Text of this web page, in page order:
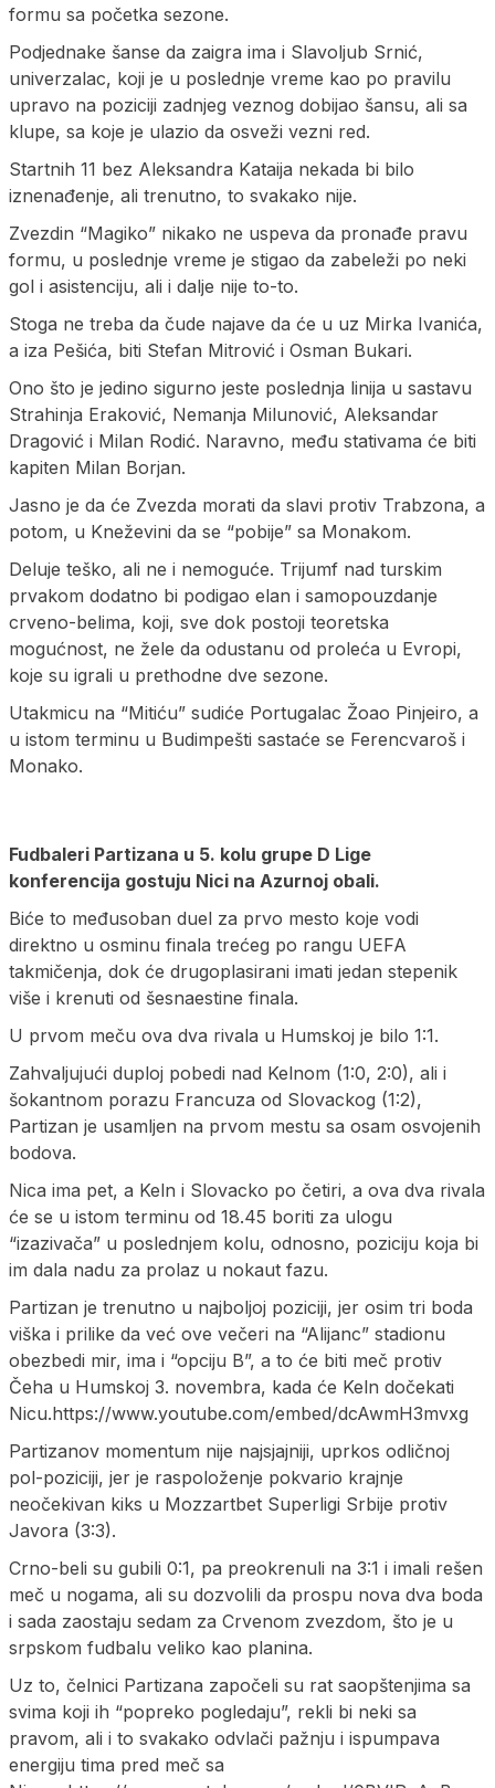
formu sa početka sezone.
Podjednake šanse da zaigra ima i Slavoljub Srnić,
univerzalac, koji je u poslednje vreme kao po pravilu
upravo na poziciji zadnjeg veznog dobijao šansu, ali sa
klupe, sa koje je ulazio da osveži vezni red.
Startnih 11 bez Aleksandra Kataija nekada bi bilo
iznenađenje, ali trenutno, to svakako nije.
Zvezdin “Magiko” nikako ne uspeva da pronađe pravu
formu, u poslednje vreme je stigao da zabeleži po neki
gol i asistenciju, ali i dalje nije to-to.
Stoga ne treba da čude najave da će u uz Mirka Ivanića,
a iza Pešića, biti Stefan Mitrović i Osman Bukari.
Ono što je jedino sigurno jeste poslednja linija u sastavu
Strahinja Eraković, Nemanja Milunović, Aleksandar
Dragović i Milan Rodić. Naravno, među stativama će biti
kapiten Milan Borjan.
Jasno je da će Zvezda morati da slavi protiv Trabzona, a
potom, u Kneževini da se “pobije” sa Monakom.
Deluje teško, ali ne i nemoguće. Trijumf nad turskim
prvakom dodatno bi podigao elan i samopouzdanje
crveno-belima, koji, sve dok postoji teoretska
mogućnost, ne žele da odustanu od proleća u Evropi,
koje su igrali u prethodne dve sezone.
Utakmicu na “Mitiću” sudiće Portugalac Žoao Pinjeiro, a
u istom terminu u Budimpešti sastaće se Ferencvaroš i
Monako.
Fudbaleri Partizana u 5. kolu grupe D Lige
konferencija gostuju Nici na Azurnoj obali.
Biće to međusoban duel za prvo mesto koje vodi
direktno u osminu finala trećeg po rangu UEFA
takmičenja, dok će drugoplasirani imati jedan stepenik
više i krenuti od šesnaestine finala.
U prvom meču ova dva rivala u Humskoj je bilo 1:1.
Zahvaljujući duploj pobedi nad Kelnom (1:0, 2:0), ali i
šokantnom porazu Francuza od Slovackog (1:2),
Partizan je usamljen na prvom mestu sa osam osvojenih
bodova.
Nica ima pet, a Keln i Slovacko po četiri, a ova dva rivala
će se u istom terminu od 18.45 boriti za ulogu
“izazivača” u poslednjem kolu, odnosno, poziciju koja bi
im dala nadu za prolaz u nokaut fazu.
Partizan je trenutno u najboljoj poziciji, jer osim tri boda
viška i prilike da već ove večeri na “Alijanc” stadionu
obezbedi mir, ima i “opciju B”, a to će biti meč protiv
Čeha u Humskoj 3. novembra, kada će Keln dočekati
Nicu.https://www.youtube.com/embed/dcAwmH3mvxg
Partizanov momentum nije najsjajniji, uprkos odličnoj
pol-poziciji, jer je raspoloženje pokvario krajnje
neočekivan kiks u Mozzartbet Superligi Srbije protiv
Javora (3:3).
Crno-beli su gubili 0:1, pa preokrenuli na 3:1 i imali rešen
meč u nogama, ali su dozvolili da prospu nova dva boda
i sada zaostaju sedam za Crvenom zvezdom, što je u
srpskom fudbalu veliko kao planina.
Uz to, čelnici Partizana započeli su rat saopštenjima sa
svima koji ih “popreko pogledaju”, rekli bi neki sa
pravom, ali i to svakako odvlači pažnju i ispumpava
energiju tima pred meč sa